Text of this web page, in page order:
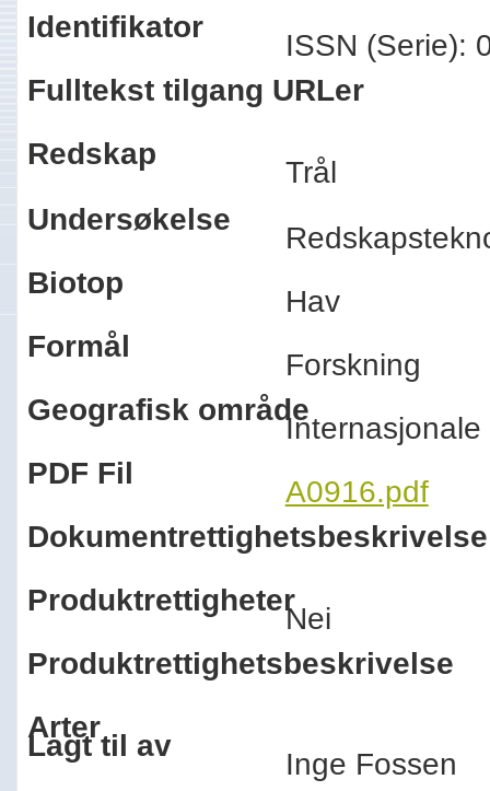
Identifikator
ISSN (Serie):
Fulltekst tilgang URLer
Redskap
Trål
Undersøkelse
Biotop
Hav
Formål
Forskning
Geografisk område
PDF Fil
A0916.pdf
Dokumentrettighetsbeskrivelse
Produktrettigheter
Nei
Produktrettighetsbeskrivelse
Arter
Lagt til av
Inge Fossen